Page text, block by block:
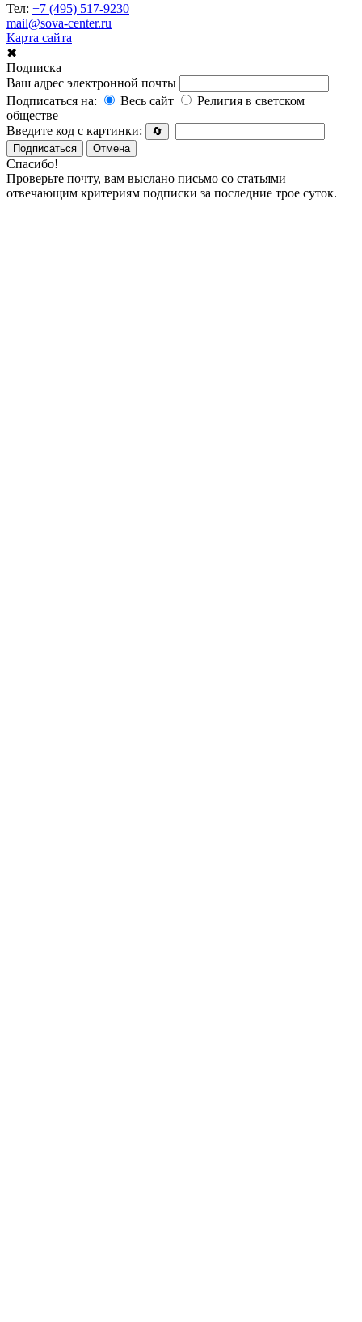
Тел: +7 (495) 517-9230
mail@sova-center.ru
Карта сайта
✖
Подписка
Ваш адрес электронной почты
Подписаться на:
Весь сайт
Религия в светском
обществе
Введите код с картинки:
🔄
Подписаться
Отмена
Спасибо!
Проверьте почту, вам выслано письмо со статьями
отвечающим критериям подписки за последние трое суток.